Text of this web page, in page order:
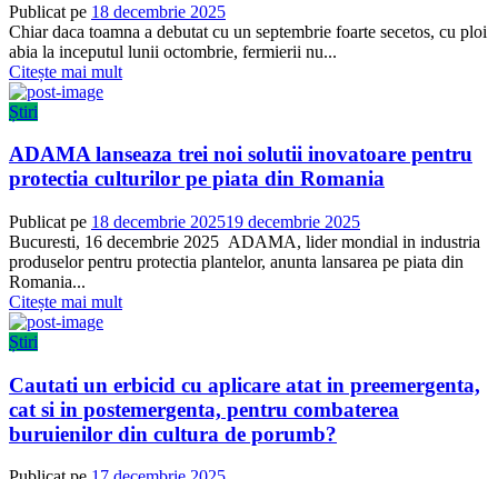
Publicat pe 18 decembrie 2025
Chiar daca toamna a debutat cu un septembrie foarte secetos, cu ploi
abia la inceputul lunii octombrie, fermierii nu...
Citește mai mult
Știri
ADAMA lanseaza trei noi solutii inovatoare pentru
protectia culturilor pe piata din Romania
Publicat pe 18 decembrie 202519 decembrie 2025
Bucuresti, 16 decembrie 2025 ADAMA, lider mondial in industria
produselor pentru protectia plantelor, anunta lansarea pe piata din
Romania...
Citește mai mult
Știri
Cautati un erbicid cu aplicare atat in preemergenta,
cat si in postemergenta, pentru combaterea
buruienilor din cultura de porumb?